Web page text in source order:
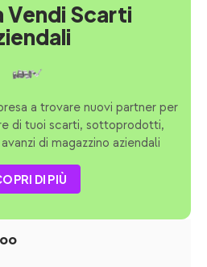
Vendi Scarti
a trovare nuovi partner per
di tuoi scarti, sottoprodotti,
di magazzino aziendali
DI PIÙ